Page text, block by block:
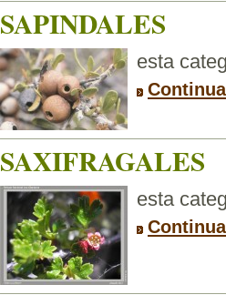
SAPINDALES
esta
SAXIFRAGALES
esta